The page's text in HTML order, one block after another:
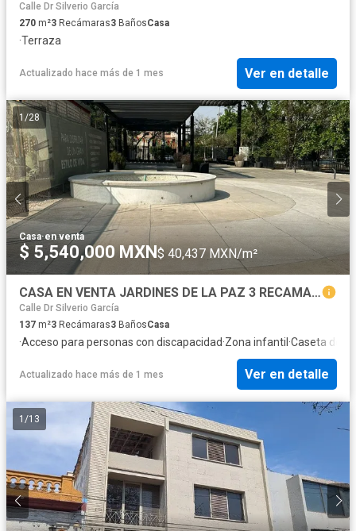
Calle Dr Silverio García
270 m²3 Recámaras3 BañosCasa
·Terraza
Actualizado hace más de 1 mes Ver en detalle
1 /28
Casa·en venta
$ 5,540,000 MXN$ 40,437 MXN/m²
CASA EN VENTA JARDINES DE LA PAZ 3 RECAMARAS C BAÑO COMPLETO Y VESITDOR
Calle Dr Silverio García
137 m²3 Recámaras3 BañosCasa
·Acceso para personas con discapacidad·Zona infantil ·Caseta de
Actualizado hace más de 1 mes Ver en detalle
1 /13